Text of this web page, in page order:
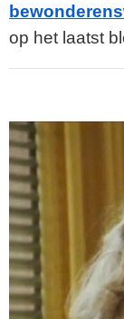
op het laatst